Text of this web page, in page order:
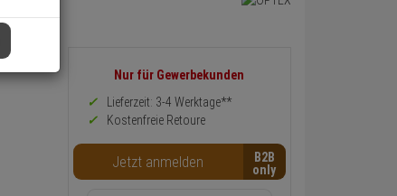
Informationen
Preis,
Verfügbakeit
Warenkorb-
oder
Konfigurieren-
Nur für Gewerbekunden
Lieferzeit: 3-4 Werktage**
Kostenfreie Retoure
Jetzt anmelden B2B